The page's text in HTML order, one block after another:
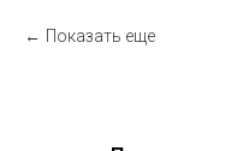
Показать еще